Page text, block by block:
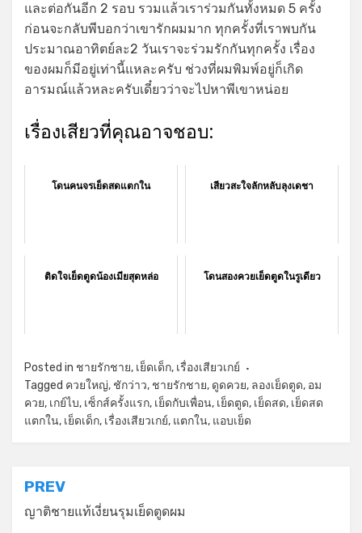
และต่อกันอีก 2 รอบ รวมแล้วเราร่วมกันทั้งหมด 5 ครั้ง
ก่อนจะกลับพีบอกว่าเขารักผมมาก ทุกครั้งที่เราพบกัน
ประมาณอาทิตย์ละ2 วันเราจะร่วมรักกันทุกครั้ง เรื่อง
ของผมก็มีอยู่เท่านี้แหละครับ ช่วงที่ผมพิมพ์อยู่ก็เกิด
อารมณ์แล้วหละครับเดี๋ยวว่าจะไปหาพีเขาหน่อย
เรื่องเสียวที่คุณอาจชอบ:
โดนคนจรเย็ดสดแตกใน เสียวสะใจลักหลับลุงเดชา
ติดใจเย็ดตูดน้องเมียสุดหล่อ โดนสองควยเย็ดตูดในรูเดียว
Posted in ชายรักชาย, เย็ดเด็ก, เรื่องเสียวเกย์
Tagged ควยใหญ่, ชักว่าว, ชายรักชาย, ดูดควย, ลองเย็ดตูด, อม
ควย, เกย์ไบ, เซ็กส์ครั้งแรก, เย็ดกับเพื่อน, เย็ดตูด, เย็ดสด, เย็ดสด
แตกใน, เย็ดเด็ก, เรื่องเสียวเกย์, แตกใน, แอบเย็ด
แนะแนว
เรื่อง
PREV
ญาติชายแท้เงี่ยนรุมเย็ดตูดผม